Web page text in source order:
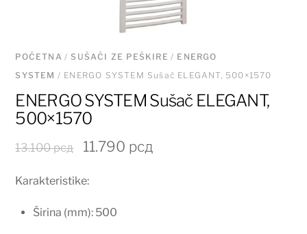
POČETNA/SUŠAČI ZE PEŠKIRE / ENERGO
SYSTEM / ENERGO SYSTEM Sušač ELEGANT, 500×1570
ENERGO SYSTEM Sušač ELEGANT,
500×1570
13.100рсд
Originalna
je
13.100 рсд.
11.790 рсдTrenutna
Karakteristike:
Širina (mm): 500